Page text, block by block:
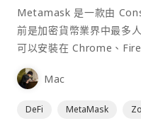
Metamask 是一款由
前是加密貨幣業界中最多
可以安裝在 Chrome、
為插件使用，具備許多功
Mac
DeFi MetaMask